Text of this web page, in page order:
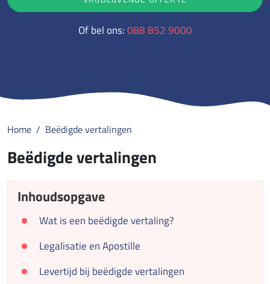
Of bel ons:088 852 9000
Home Beëdigde vertalingen
Beëdigde vertalingen
Inhoudsopgave
Wat is een beëdigde vertaling?
Legalisatie en Apostille
Levertijd bij beëdigde vertalingen